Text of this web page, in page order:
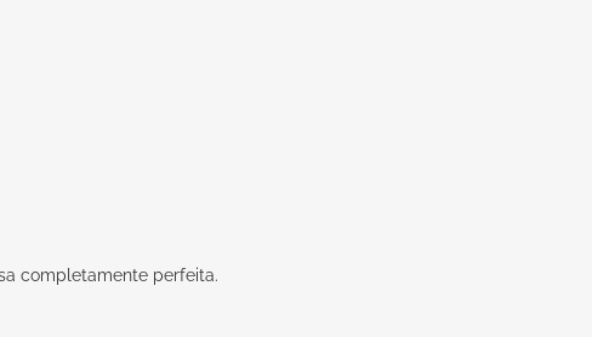
completamente perfeita.